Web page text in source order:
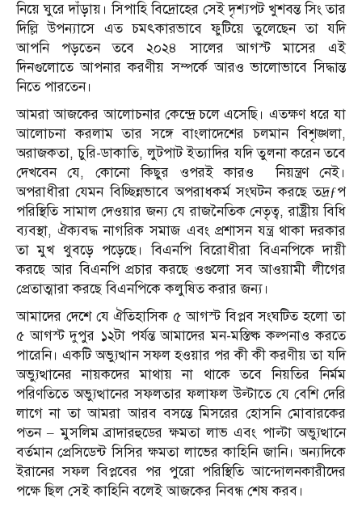
নিয়ে ঘুরে দাঁড়ায়। সিপাহি বিদ্রোহের সেই দৃশ্যপট খুশবন্ত সিং তার
দিল্লি উপন্যাসে এত চমৎকারভাবে ফুটিয়ে তুলেছেন তা যদি
আপনি পড়তেন তবে ২০২৪ সালের আগস্ট মাসের এই
দিনগুলোতে আপনার করণীয় সম্পর্কে আরও ভালোভাবে সিদ্ধান্ত
নিতে পারতেন।
আমরা আজকের আলোচনার কেন্দ্রে চলে এসেছি। এতক্ষণ ধরে যা
আলোচনা করলাম তার সঙ্গে বাংলাদেশের চলমান বিশৃঙ্খলা,
অরাজকতা, চুরি-ডাকাতি, লুটপাট ইত্যাদির যদি তুলনা করেন তবে
দেখবেন যে, কোনো কিছুর ওপরই কারও নিয়ন্ত্রণ নেই।
অপরাধীরা যেমন বিচ্ছিন্নভাবে অপরাধকর্ম সংঘটন করছে তদ্রƒপ
পরিস্থিতি সামাল দেওয়ার জন্য যে রাজনৈতিক নেতৃত্ব, রাষ্ট্রীয় বিধি
ব্যবস্থা, ঐক্যবদ্ধ নাগরিক সমাজ এবং প্রশাসন যন্ত্র থাকা দরকার
তা মুখ থুবড়ে পড়েছে। বিএনপি বিরোধীরা বিএনপিকে দায়ী
করছে আর বিএনপি প্রচার করছে ওগুলো সব আওয়ামী লীগের
প্রেতাত্মারা করছে বিএনপিকে কলুষিত করার জন্য।
আমাদের দেশে যে ঐতিহাসিক ৫ আগস্ট বিপ্লব সংঘটিত হলো তা
৫ আগস্ট দুপুর ১২টা পর্যন্ত আমাদের মন-মস্তিষ্ক কল্পনাও করতে
পারেনি। একটি অভ্যুত্থান সফল হওয়ার পর কী কী করণীয় তা যদি
অভ্যুত্থানের নায়কদের মাথায় না থাকে তবে নিয়তির নির্মম
পরিণতিতে অভ্যুত্থানের সফলতার ফলাফল উল্টাতে যে বেশি দেরি
লাগে না তা আমরা আরব বসন্তে মিসরের হোসনি মোবারকের
পতন – মুসলিম ব্রাদারহুডের ক্ষমতা লাভ এবং পাল্টা অভ্যুত্থানে
বর্তমান প্রেসিডেন্ট সিসির ক্ষমতা লাভের কাহিনি জানি। অন্যদিকে
ইরানের সফল বিপ্লবের পর পুরো পরিস্থিতি আন্দোলনকারীদের
পক্ষে ছিল সেই কাহিনি বলেই আজকের নিবন্ধ শেষ করব।